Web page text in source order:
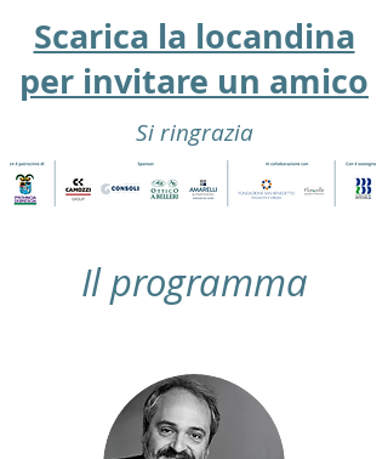
Scarica la locandina
per invitare un amico
Si ringrazia
Il programma